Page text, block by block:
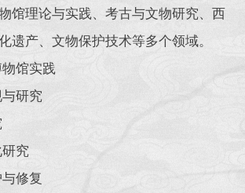
馆理论与实践、考古与文物研究、西
遗产、文物保护技术等多个领域。
馆实践
研究
究
修复